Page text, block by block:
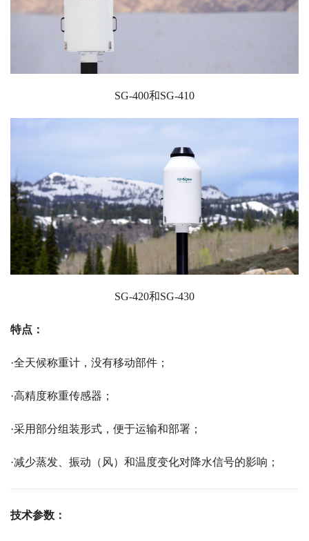
SG-400和SG-410
SG-420和SG-430
特点：
·全天候称重计，没有移动部件；
·高精度称重传感器；
·采用部分组装形式，便于运输和部署；
·减少蒸发、振动（风）和温度变化对降水信号的影响；
技术参数：